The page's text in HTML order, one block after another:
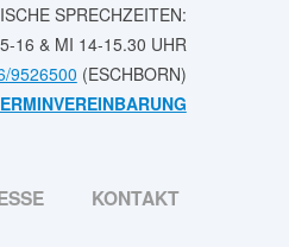
SPRECHZEITEN:
16 & MI 14-15.30 UHR
9526500 (ESCHBORN)
KONTAKT